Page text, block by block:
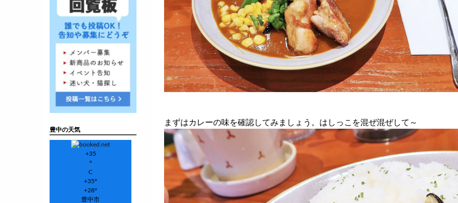
まずはカレーの味を確認してみましょう。はしっこを混ぜ混ぜして～
豊中の天気
+35
°
C
+35°
+28°
豊中市